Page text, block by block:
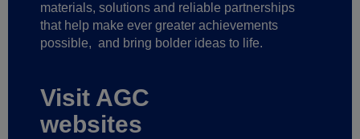
materials, solutions and reliable partnerships
that help make ever greater achievements
possible, and bring bolder ideas to life.
Visit AGC
websites